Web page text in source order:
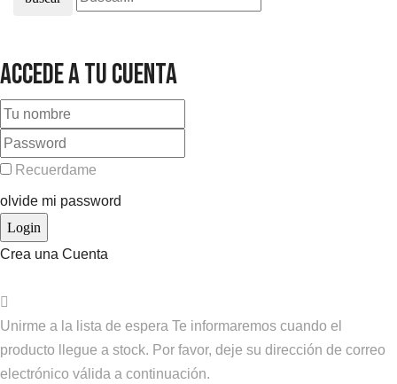
Accede a tu cuenta
Recuerdame
olvide mi password
Crea una Cuenta
Unirme a la lista de espera Te informaremos cuando el
producto llegue a stock. Por favor, deje su dirección de correo
electrónico válida a continuación.